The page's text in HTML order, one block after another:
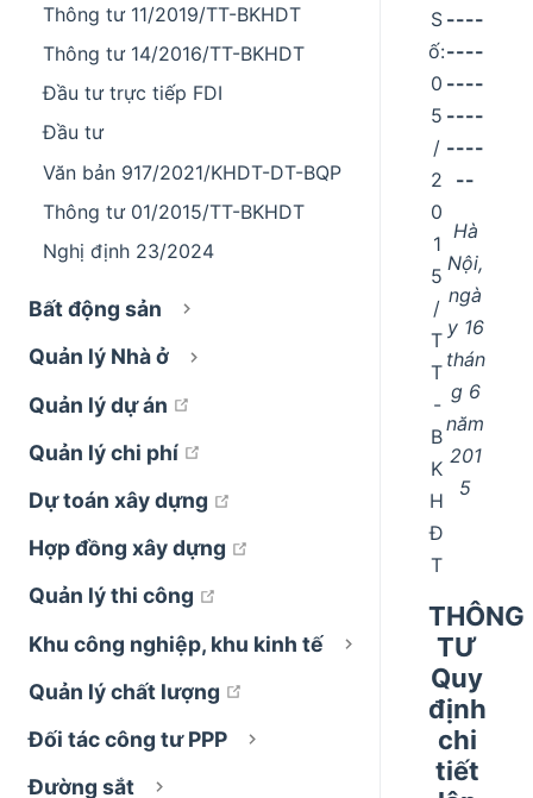
Thông tư 11/2019/TT-BKHDT
Thông tư 14/2016/TT-BKHDT
Đầu tư trực tiếp FDI
Đầu tư
Văn bản 917/2021/KHDT-DT-BQP
Thông tư 01/2015/TT-BKHDT
Nghị định 23/2024
Bất động sản
Quản lý Nhà ở
Quản lý dự án
Quản lý chi phí
Dự toán xây dựng
open in new window
Hợp đồng xây dựng
open in new window
Quản lý thi công
Khu công nghiệp, khu kinh tế
Quản lý chất lượng
open in new window
Đối tác công tư PPP
Đường sắt
S
ố:
0
5
/
2
0
1
5
/
T
T
-
B
K
H
Đ
T
----
----
----
----
----
--
Hà
Nội,
ngà
y 16
thán
g 6
năm
201
5
THÔNG
TƯ
Quy
định
chi
tiết